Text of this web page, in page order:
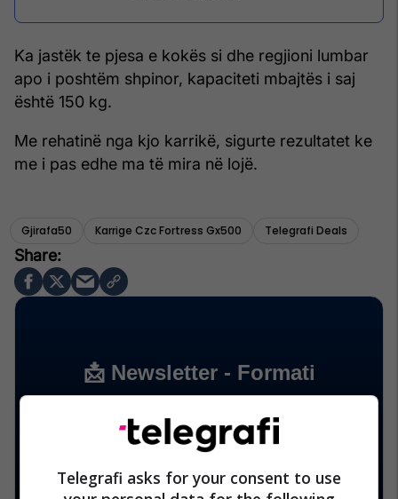
Ka jastëk te pjesa e kokës si dhe regjioni lumbar
apo i poshtëm shpinor, kapaciteti mbajtës i saj
është 150 kg.
Me rehatinë nga kjo karrikë, sigurte rezultatet ke
me i pas edhe ma të mira në lojë.
Gjirafa50 Karrige Czc Fortress Gx500 Telegrafi Deals
Telegrafi asks for your consent to use